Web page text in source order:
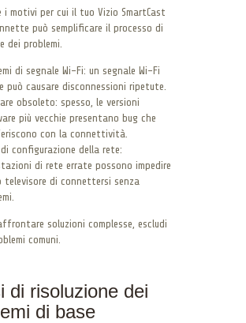
i motivi per cui il tuo Vizio SmartCast
può semplificare il processo di
dei problemi.
di segnale Wi-Fi: un segnale Wi-Fi
può causare disconnessioni ripetute.
obsoleto: spesso, le versioni
più vecchie presentano bug che
con la connettività.
configurazione della rete:
di rete errate possono impedire
televisore di connettersi senza
soluzioni complesse, escludi
comuni.
di risoluzione dei
di base